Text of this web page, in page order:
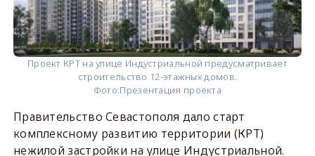
Проект КРТ на улице Индустриальной предусматривает
строительство 12-этажных домов.
Фото:Презентация проекта
Правительство Севастополя дало старт
комплексному развитию территории (КРТ)
нежилой застройки на улице Индустриальной.